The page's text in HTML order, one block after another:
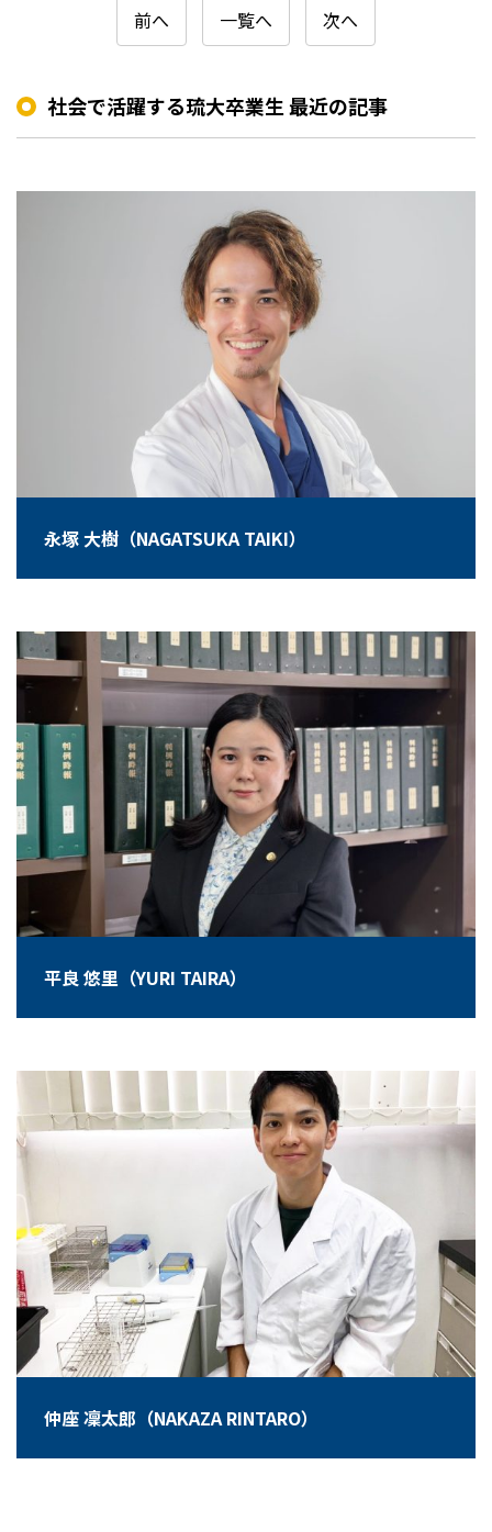
前へ 一覧へ 次へ
社会で活躍する琉大卒業生 最近の記事
永塚 大樹（NAGATSUKA TAIKI）
平良 悠里（YURI TAIRA）
仲座 凜太郎（NAKAZA RINTARO）